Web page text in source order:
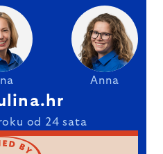
Anna
od 24 sata